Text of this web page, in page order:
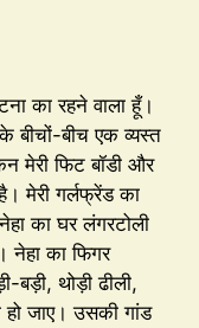
का रहने वाला हूँ।
बीचों-बीच एक व्यस्त
मेरी फिट बॉडी और
मेरी गर्लफ्रेंड का
का घर लंगरटोली
नेहा का फिगर
थोड़ी ढीली,
जाए। उसकी गांड